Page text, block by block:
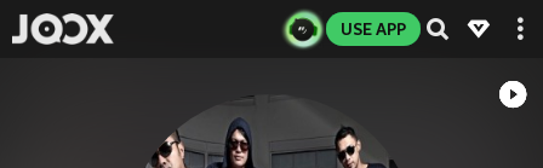
USE APP